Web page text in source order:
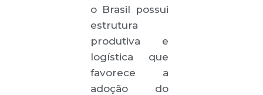
o Brasil possui
estrutura
produtiva e
logística que
favorece a
adoção do